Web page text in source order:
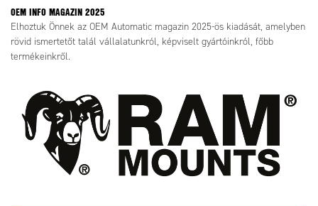
OEM INFO MAGAZIN 2025
Elhoztuk Önnek az OEM Automatic magazin 2025-ös kiadását, amelyben
rövid ismertetőt talál vállalatunkról, képviselt gyártóinkról, főbb
termékeinkről.